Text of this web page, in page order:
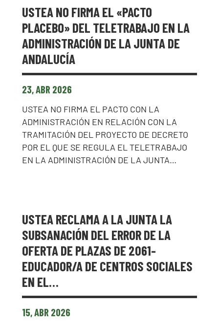
USTEA NO FIRMA EL «PACTO
PLACEBO» DEL TELETRABAJO EN LA
ADMINISTRACIÓN DE LA JUNTA DE
ANDALUCÍA
23, ABR 2026
USTEA NO FIRMA EL PACTO CON LA
ADMINISTRACIÓN EN RELACIÓN CON LA
TRAMITACIÓN DEL PROYECTO DE DECRETO
POR EL QUE SE REGULA EL TELETRABAJO
EN LA ADMINISTRACIÓN DE LA JUNTA…
USTEA RECLAMA A LA JUNTA LA
SUBSANACIÓN DEL ERROR DE LA
OFERTA DE PLAZAS DE 2061-
EDUCADOR/A DE CENTROS SOCIALES
EN EL…
15, ABR 2026